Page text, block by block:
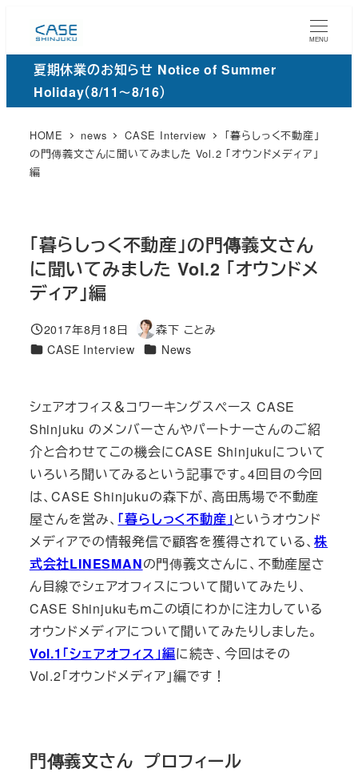
ン
MENU
夏期休業のお知らせ Notice of Summer
Holiday（8/11～8/16）
HOME news CASE Interview
「暮らしっく不動産」
の門傳義文さんに聞いてみました Vol.2 「オウンドメディア」
編
「暮らしっく不動産」の門傳義文さん
に聞いてみました Vol.2 「オウンドメ
ディア」編
投稿日
2017年8月18日
著
者
森下 ことみ
カ
リ
ー
CASE Interview カ
リ
ー
News
シェアオフィス＆コワーキングスペース CASE
Shinjuku のメンバーさんやパートナーさんのご紹
介と合わせてこの機会にCASE Shinjukuについて
いろいろ聞いてみるという記事です。4回目の今回
は、CASE Shinjukuの森下が、高田馬場で不動産
屋さんを営み、 「暮らしっく不動産」というオウンド
メディアでの情報発信で顧客を獲得されている、株
式会社LINESMANの門傳義文さんに、不動産屋さ
ん目線でシェアオフィスについて聞いてみたり、
CASE Shinjukuもｍこの頃にわかに注力している
オウンドメディアについて聞いてみたりしました。
Vol.1「シェアオフィス」編に続き、今回はその
Vol.2「オウンドメディア」編です！
門傳義文さん プロフィール